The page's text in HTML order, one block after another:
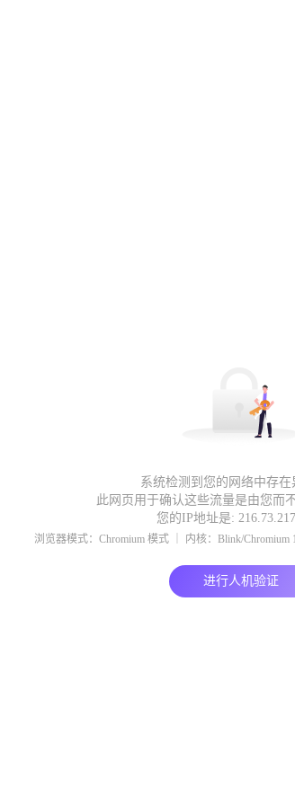
系统检测到您的网络中存在
此网页用于确认这些流量是由您而
您的IP地址是:
浏览器模式：Chromium 模式 ｜ 内核：Blink/Chromium
进行人机验证